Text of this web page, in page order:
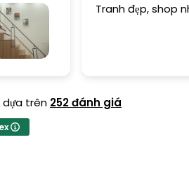
Tranh đẹp, shop
dựa trên 252 đánh giá